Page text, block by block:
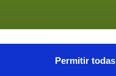
Permitir todas